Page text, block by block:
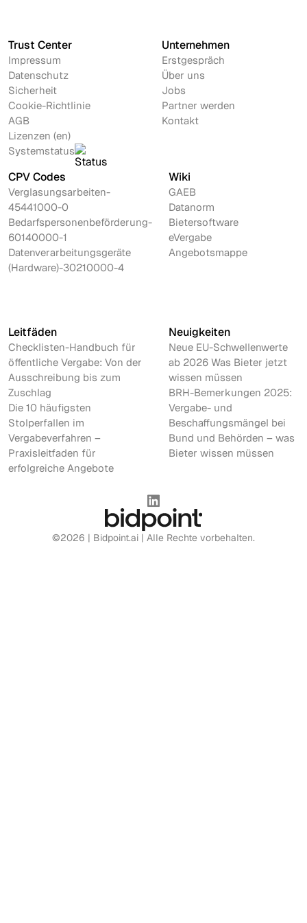
Trust Center
Impressum
Datenschutz
Sicherheit
Cookie-Richtlinie
AGB
Lizenzen (en)
Systemstatus
Unternehmen
Erstgespräch
Über uns
Jobs
Partner werden
Kontakt
CPV Codes
Verglasungsarbeiten-
45441000-0
Bedarfspersonenbeförderung-
60140000-1
Datenverarbeitungsgeräte
(Hardware)-30210000-4
Wiki
GAEB
Datanorm
Bietersoftware
eVergabe
Angebotsmappe
Leitfäden
Checklisten-Handbuch für
öffentliche Vergabe: Von der
Ausschreibung bis zum
Zuschlag
Die 10 häufigsten
Stolperfallen im
Vergabeverfahren –
Praxisleitfaden für
erfolgreiche Angebote
Neuigkeiten
Neue EU-Schwellenwerte
ab 2026 Was Bieter jetzt
wissen müssen
BRH-Bemerkungen 2025:
Vergabe- und
Beschaffungsmängel bei
Bund und Behörden – was
Bieter wissen müssen
©2026 | Bidpoint.ai | Alle Rechte vorbehalten.